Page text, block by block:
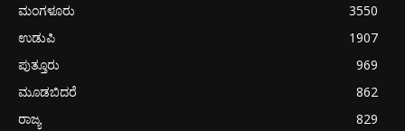
ಮಂಗಳೂರು
3550
ಉಡುಪಿ
1907
ಪುತ್ತೂರು
969
ಮೂಡಬಿದರೆ
862
ರಾಜ್ಯ
829